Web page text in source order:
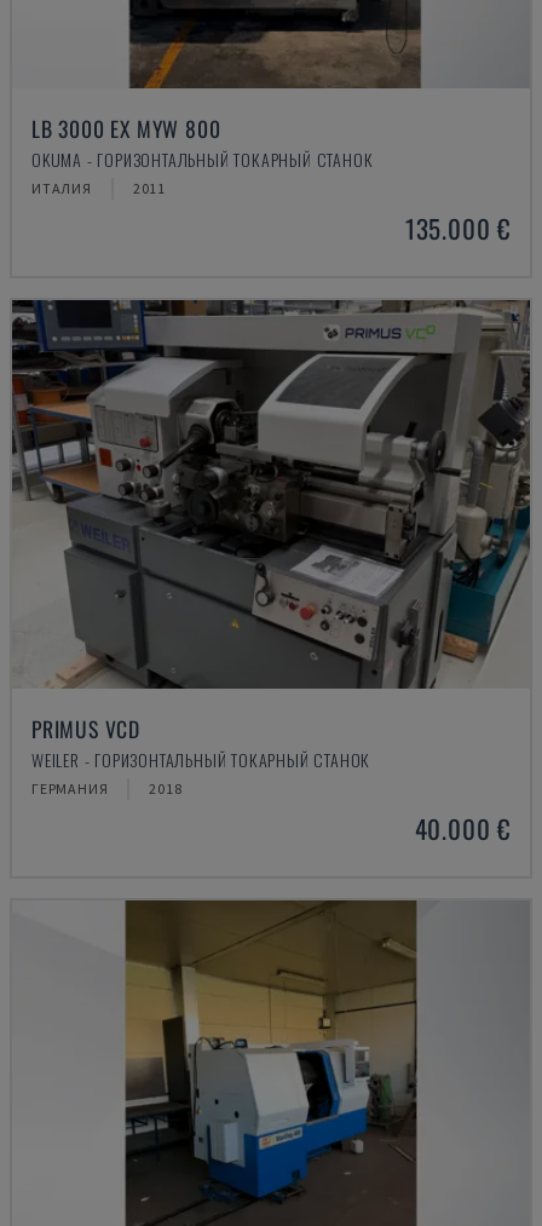
LB 3000 EX MYW 800
OKUMA - ГОРИЗОНТАЛЬНЫЙ ТОКАРНЫЙ СТАНОК
ИТАЛИЯ 2011
135.000 €
PRIMUS VCD
WEILER - ГОРИЗОНТАЛЬНЫЙ ТОКАРНЫЙ СТАНОК
ГЕРМАНИЯ 2018
40.000 €